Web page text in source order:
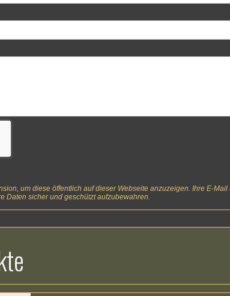
um diese öffentlich auf dieser Webseite anzuzeigen. Ihre E-
Daten sicher und geschützt aufzubewahren.